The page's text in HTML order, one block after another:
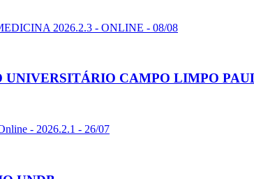
2026.2.3 - ONLINE - 08/08
UNIVERSITÁRIO CAMPO LIMPO
- 2026.2.1 - 26/07